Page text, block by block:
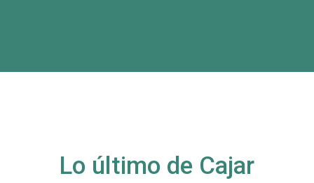
Lo último de Cajar